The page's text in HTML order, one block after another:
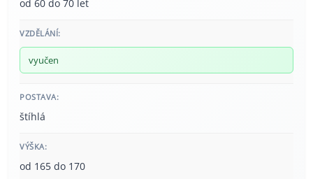
od 60 do 70 let
VZDĚLÁNÍ:
vyučen
POSTAVA:
štíhlá
VÝŠKA:
od 165 do 170